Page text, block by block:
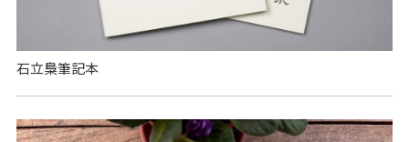
石立梟筆記本